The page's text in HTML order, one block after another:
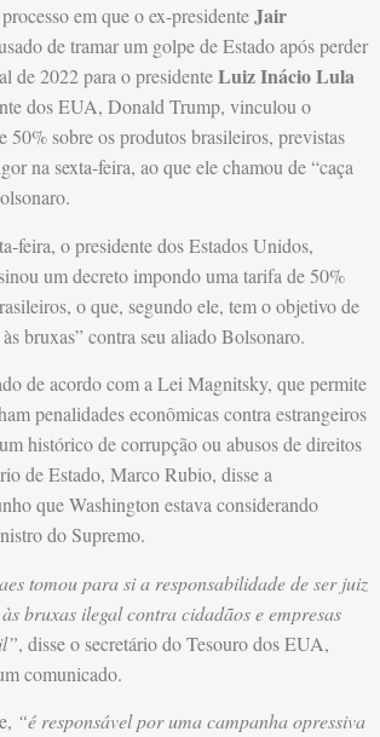
em que o ex-presidenteJair
de tramar um golpe de Estado após perder
de 2022 para o presidenteLuiz Inácio Lula
dos EUA, Donald Trump, vinculou o
50% sobre os produtos brasileiros, previstas
na sexta-feira, ao que ele chamou de “caça
feira, o presidente dos Estados Unidos,
um decreto impondo uma tarifa de 50%
o que, segundo ele, tem o objetivo de
bruxas” contra seu aliado Bolsonaro.
de acordo com a Lei Magnitsky, que permite
penalidades econômicas contra estrangeiros
histórico de corrupção ou abusos de direitos
de Estado, Marco Rubio, disse a
que Washington estava considerando
do Supremo.
tomou para si a responsabilidade de ser juiz
bruxas ilegal contra cidadãos e empresas
, disse o secretário do Tesouro dos EUA,
comunicado.
“é responsável por uma campanha opressiva